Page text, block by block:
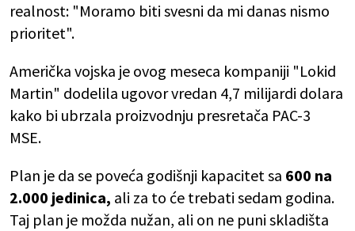
realnost: "Moramo biti svesni da mi danas nismo
prioritet".
Američka vojska je ovog meseca kompaniji "Lokid
Martin" dodelila ugovor vredan 4,7 milijardi dolara
kako bi ubrzala proizvodnju presretača PAC-3
MSE.
Plan je da se poveća godišnji kapacitet sa 600 na
2.000 jedinica, ali za to će trebati sedam godina.
Taj plan je možda nužan, ali on ne puni skladišta